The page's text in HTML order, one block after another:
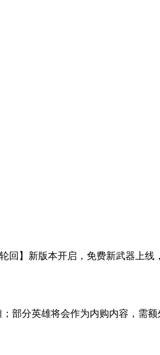
回】新版本开启，免费新武器上
部分英雄将会作为内购内容，需